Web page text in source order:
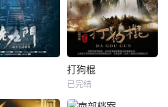
打狗棍
已完结